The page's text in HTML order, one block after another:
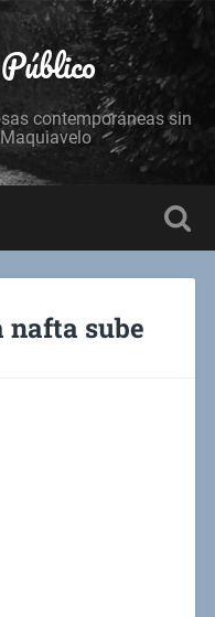
contemporáneas sin
nafta sube